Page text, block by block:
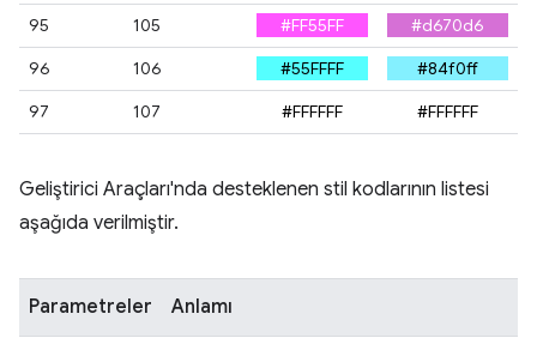
95
105 #FF55FF
#d670d6
96
106 #55FFFF
#84f0ff
97
107 #FFFFFF #FFFFFF
Geliştirici Araçları'nda desteklenen stil kodlarının listesi
aşağıda verilmiştir.
Parametreler Anlamı